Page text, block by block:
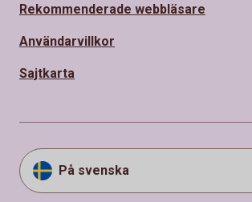
Rekommenderade webbläsare
Användarvillkor
Sajtkarta
På svenska